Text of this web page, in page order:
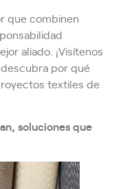
que combinen
aliado. ¡Visítenos
por qué
textiles de
soluciones que